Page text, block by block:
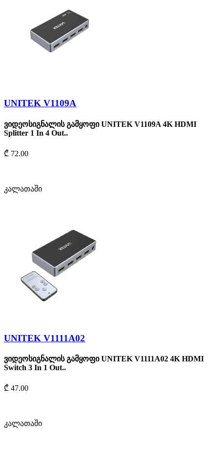
UNITEK V1109A
ვიდეოსიგნალის გამყოფი UNITEK V1109A 4K HDMI
Splitter 1 In 4 Out..
₾ 72.00
კალათაში
UNITEK V1111A02
ვიდეოსიგნალის გამყოფი UNITEK V1111A02 4K HDMI
Switch 3 In 1 Out..
₾ 47.00
კალათაში